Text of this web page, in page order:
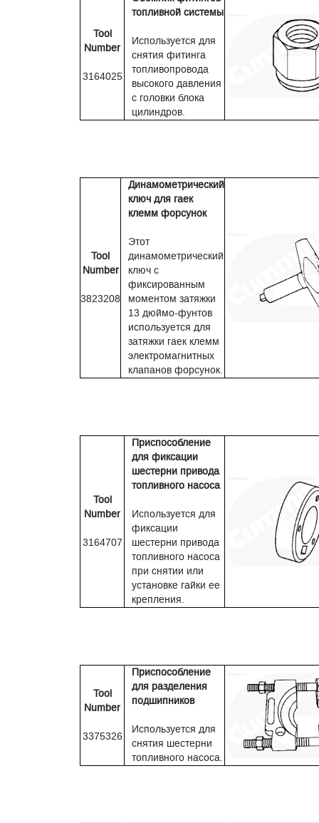
Tool
Number
3164025
топливной системы
Используется для
снятия фитинга
топливопровода
высокого давления
с головки блока
цилиндров.
Tool
Number
3823208
Динамометрический
ключ для гаек
клемм форсунок
Этот
динамометрический
ключ с
фиксированным
моментом затяжки
13 дюймо-фунтов
используется для
затяжки гаек клемм
электромагнитных
клапанов форсунок.
Tool
Number
3164707
Приспособление
для фиксации
шестерни привода
топливного насоса
Используется для
фиксации
шестерни привода
топливного насоса
при снятии или
установке гайки ее
крепления.
Tool
Number
3375326
Приспособление
для разделения
подшипников
Используется для
снятия шестерни
топливного насоса.